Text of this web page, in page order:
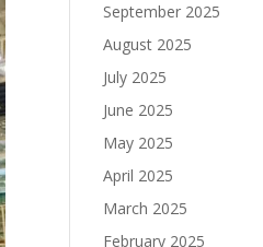
September 2025
August 2025
July 2025
June 2025
May 2025
April 2025
March 2025
February 2025